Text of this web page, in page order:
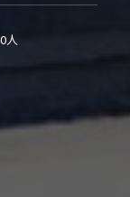
人